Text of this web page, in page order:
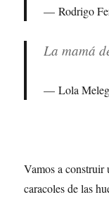
Rodrigo
La mamá
Lola
Vamos a construir
caracoles de las